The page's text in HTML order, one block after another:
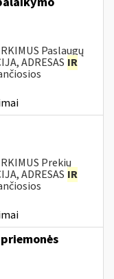
Paslaugų
ADRESAS IR
Prekių
ADRESAS IR